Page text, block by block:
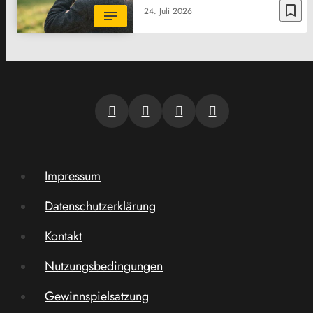
bookmark_border
24. Juli 2026
Impressum
Datenschutzerklärung
Kontakt
Nutzungsbedingungen
Gewinnspielsatzung